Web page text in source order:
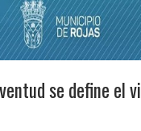
se define el